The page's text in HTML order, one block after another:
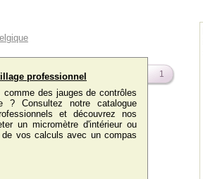
professionnel
comme des jauges de contrôles
? Consultez notre catalogue
et découvrez nos
un micromètre d'intérieur ou
vos calculs avec un compas
1